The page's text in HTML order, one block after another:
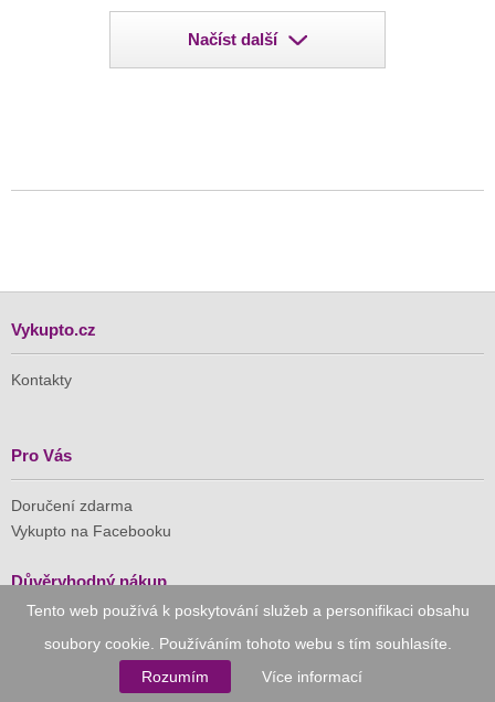
Tento web používá k poskytování služeb a personifikaci obsahu
soubory cookie. Používáním tohoto webu s tím souhlasíte.
Rozumím
Více informací
Načíst další
Vykupto.cz
Kontakty
Pro Vás
Doručení zdarma
Vykupto na Facebooku
Důvěryhodný nákup
Naše společnost je členem Asociace pro elektronickou
komerci (APEK)